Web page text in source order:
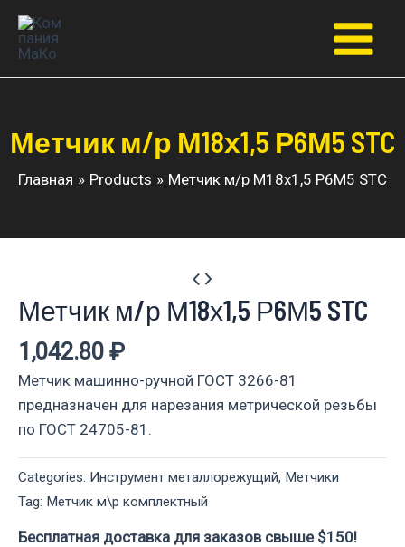
Перейти
содержимому
Main
Метчик м/р М18х1,5 Р6М5 STC
Главная Products Метчик м/р М18х1,5 Р6М5 STC
Метчик м/р М18х1,5 Р6М5 STC
1,042.80 ₽
Метчик машинно-ручной ГОСТ 3266-81
предназначен для нарезания метрической резьбы
по ГОСТ 24705-81.
Categories: Инструмент металлорежущий, Метчики
Tag: Метчик м\р комплектный
Бесплатная доставка для заказов свыше $150!